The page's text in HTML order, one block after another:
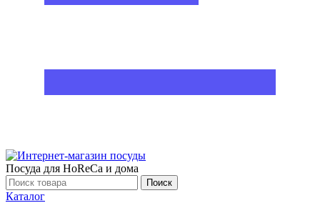
Посуда для HoReCa и дома
Поиск
Каталог